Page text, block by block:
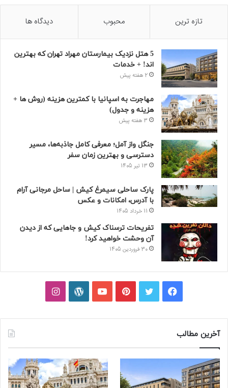
تازه ترین محبوب دیدگاه ها
5 هتل نزدیک بیمارستان مهراد تهران که بهترین‌
اند! + خدمات
2 هفته پیش
مهاجرت به اسپانیا با کمترین هزینه (روش ها +
هزینه و جدول)
3 هفته پیش
جنگل واز آمل؛ معرفی کامل جاذبه‌ها، مسیر
دسترسی و بهترین زمان سفر
13 تیر 1405
پارک ساحلی سیمرغ کیش | ساحل مرجانی آرام
با آدرس، امکانات و عکس
11 خرداد 1405
تفریحات ترسناک کیش و جاهایی که از دیدن
آن وحشت خواهید کرد!
30 فروردین 1405
فیسبوکتوییترپینتریستیوتیوبوردپرساینستاگرام
آخرین مطالب